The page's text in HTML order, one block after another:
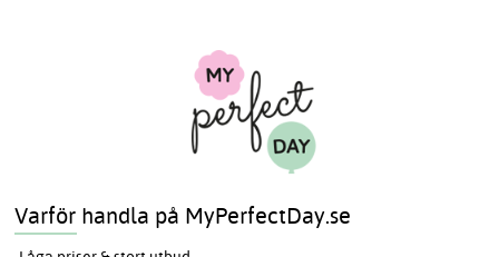
Varför handla på MyPerfectDay.se